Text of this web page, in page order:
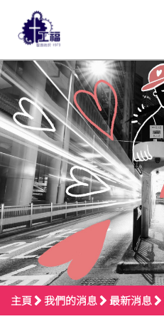
主頁 我們的消息 最新消息